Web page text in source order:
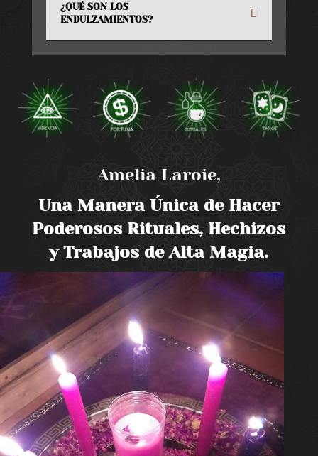
¿QUÉ SON LOS
ENDULZAMIENTOS?
Amelia Laroie,
Una Manera Única de Hacer
Poderosos Rituales, Hechizos
y Trabajos de Alta Magia.